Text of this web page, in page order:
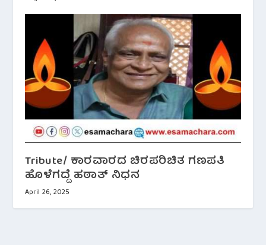
Tribute/ ಕಾರವಾರದ ಚಿರಪರಿಚಿತ ಗಣಪತಿ
ಹೊಳೆಗದ್ದೆ ಹಠಾತ್ ನಿಧನ
April 26, 2025